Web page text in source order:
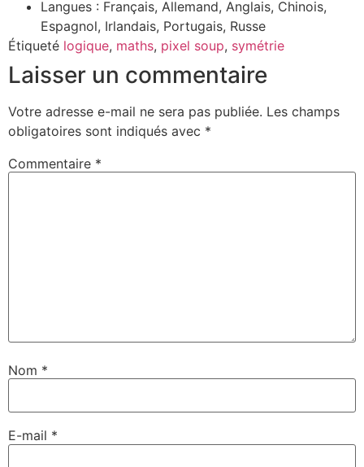
Langues : Français, Allemand, Anglais, Chinois,
Espagnol, Irlandais, Portugais, Russe
Étiqueté logique, maths, pixel soup, symétrie
Laisser un commentaire
Votre adresse e-mail ne sera pas publiée. Les champs
obligatoires sont indiqués avec *
Commentaire *
Nom *
E-mail *